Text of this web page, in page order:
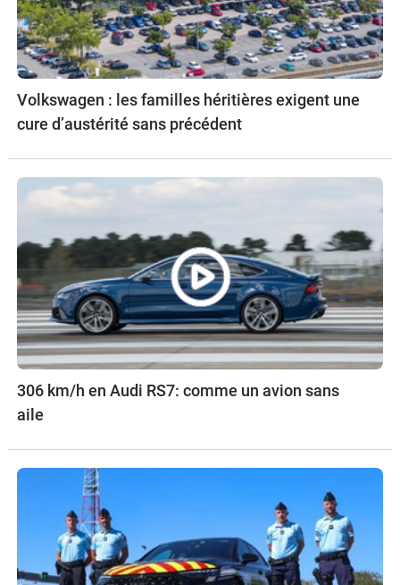
Volkswagen : les familles héritières exigent une
cure d’austérité sans précédent
306 km/h en Audi RS7: comme un avion sans
aile